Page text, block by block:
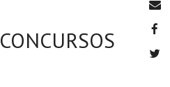
CONCURSOS